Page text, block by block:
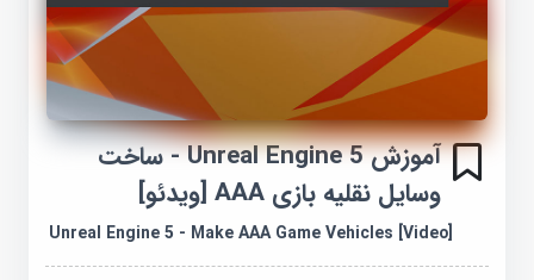
آموزش Unreal Engine 5 - ساخت
وسایل نقلیه بازی AAA [ویدئو]
Unreal Engine 5 - Make AAA Game Vehicles [Video]